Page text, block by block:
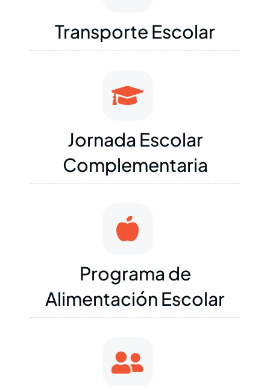
Transporte Escolar
Jornada Escolar
Complementaria
Programa de
Alimentación Escolar